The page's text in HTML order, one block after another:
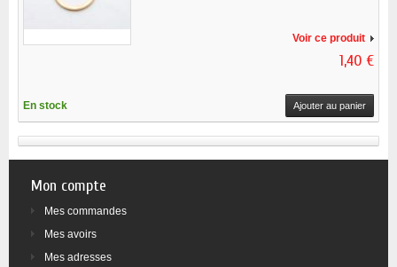
Voir ce produit
1,40 €
En stock Ajouter au panier
Mon compte
Mes commandes
Mes avoirs
Mes adresses